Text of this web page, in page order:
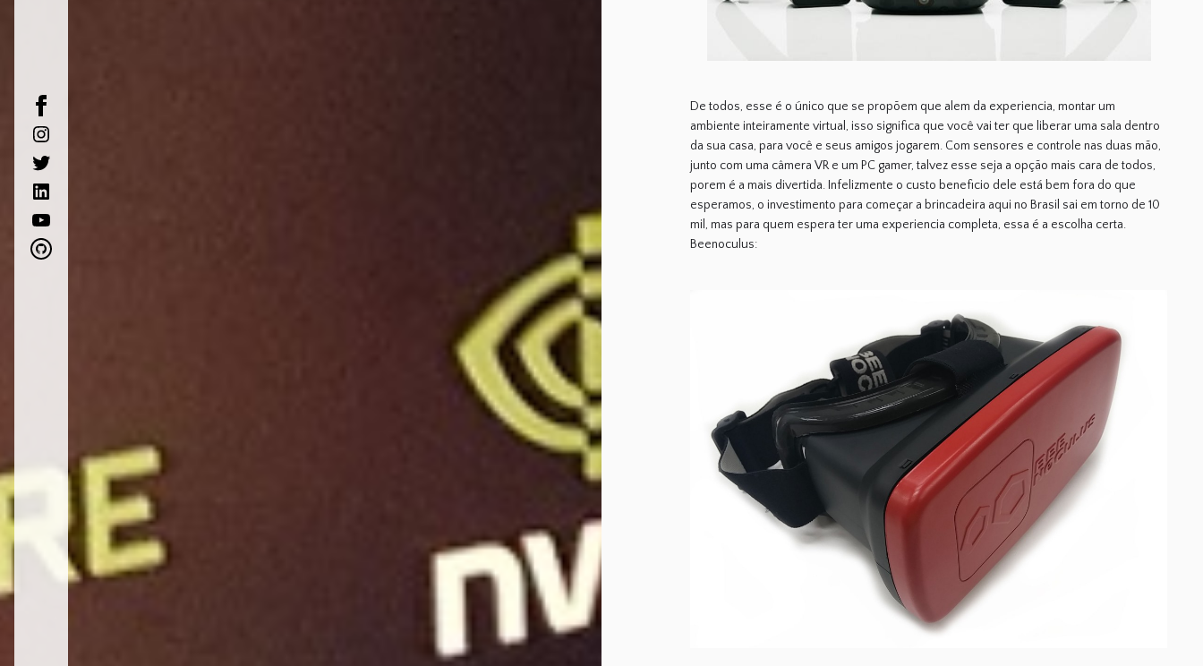
facebook
instagram
twitter
linkedin
youtube
github
De todos, esse é o único que se propõem que alem da experiencia, montar um
ambiente inteiramente virtual, isso significa que você vai ter que liberar uma sala dentro
da sua casa, para você e seus amigos jogarem. Com sensores e controle nas duas mão,
junto com uma câmera VR e um PC gamer, talvez esse seja a opção mais cara de todos,
porem é a mais divertida. Infelizmente o custo beneficio dele está bem fora do que
esperamos, o investimento para começar a brincadeira aqui no Brasil sai em torno de 10
mil, mas para quem espera ter uma experiencia completa, essa é a escolha certa.
Beenoculus: